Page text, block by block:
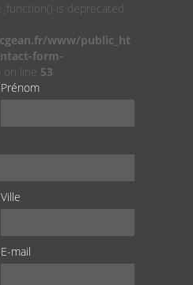
is deprecated
www/public_ht
form-
on line 53
Prénom
Ville
E-mail